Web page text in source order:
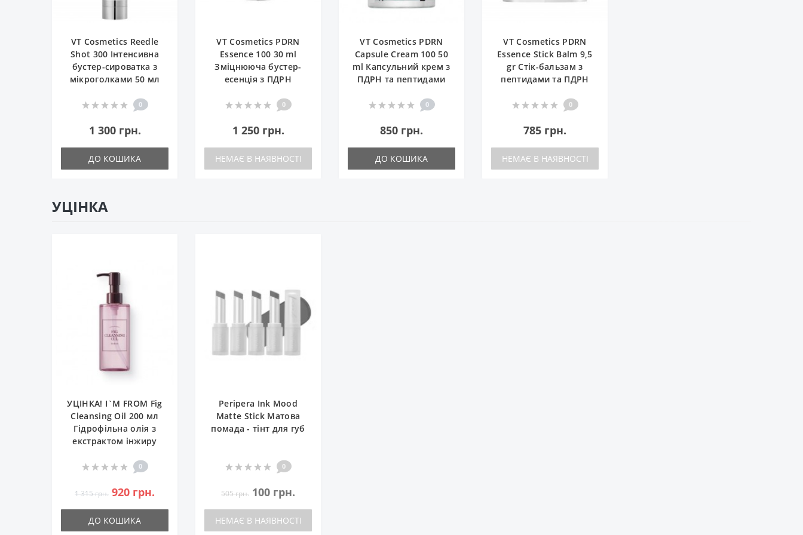
VT Cosmetics Reedle
Shot 300 Інтенсивна
бустер-сироватка з
мікроголками 50 мл
0
1 300 грн.
ДО КОШИКА
VT Cosmetics PDRN
Essence 100 30 ml
Зміцнююча бустер-
есенція з ПДРН
0
1 250 грн.
НЕМАЄ В НАЯВНОСТІ
VT Cosmetics PDRN
Capsule Cream 100 50
ml Капсульний крем з
ПДРН та пептидами
0
850 грн.
ДО КОШИКА
VT Cosmetics PDRN
Essence Stick Balm 9,5
gr Стік-бальзам з
пептидами та ПДРН
0
785 грн.
НЕМАЄ В НАЯВНОСТІ
УЦІНКА
УЦІНКА! I`M FROM Fig
Cleansing Oil 200 мл
Гідрофільна олія з
екстрактом інжиру
0
1 315 грн. 920 грн.
ДО КОШИКА
Peripera Ink Mood
Matte Stick Матова
помада - тінт для губ
0
505 грн. 100 грн.
НЕМАЄ В НАЯВНОСТІ